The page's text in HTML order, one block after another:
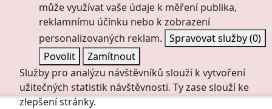
může využívat vaše údaje k měření publika,
reklamnímu účinku nebo k zobrazení
personalizovaných reklam. Spravovat služby(0)
Povolit
Zamítnout
Služby pro analýzu návštěvníků slouží k vytvoření
užitečných statistik návštěvnosti. Ty zase slouží ke
zlepšení stránky.